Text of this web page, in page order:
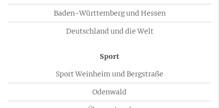
Baden-Württemberg und Hessen
Deutschland und die Welt
Sport
Sport Weinheim und Bergstraße
Odenwald